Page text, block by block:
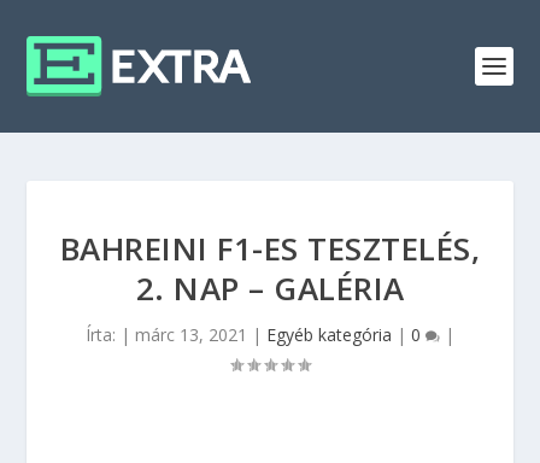
BAHREINI F1-ES TESZTELÉS,
2. NAP – GALÉRIA
Írta: | márc 13, 2021 | Egyéb kategória | 0 |